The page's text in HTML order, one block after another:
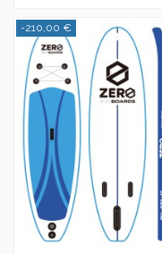
-210,00 €